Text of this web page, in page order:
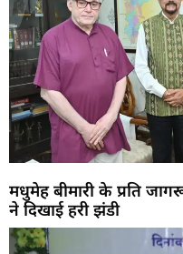
मधुमेह बीमारी के प्रति
ने दिखाई हरी झंडी